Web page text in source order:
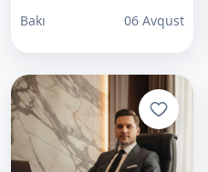
Bakı 06 Avqust